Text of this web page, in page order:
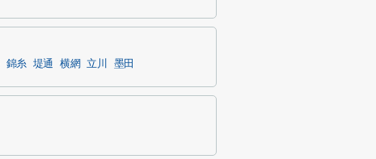
錦糸 堤通 横網 立川 墨田